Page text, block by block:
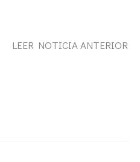
LEER NOTICIA ANTERIOR